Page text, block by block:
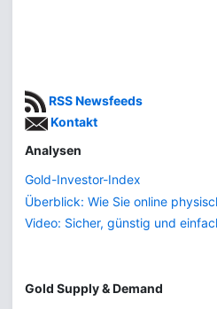
RSS Newsfeeds
Kontakt
Analysen
Gold-Investor-Index
Überblick: Wie Sie online
Video: Sicher, günstig und
Gold Supply & Demand